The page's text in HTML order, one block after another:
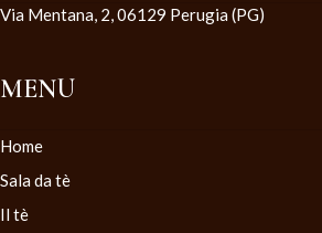
Via Mentana, 2, 06129 Perugia (PG)
MENU
Home
Sala da tè
Il tè